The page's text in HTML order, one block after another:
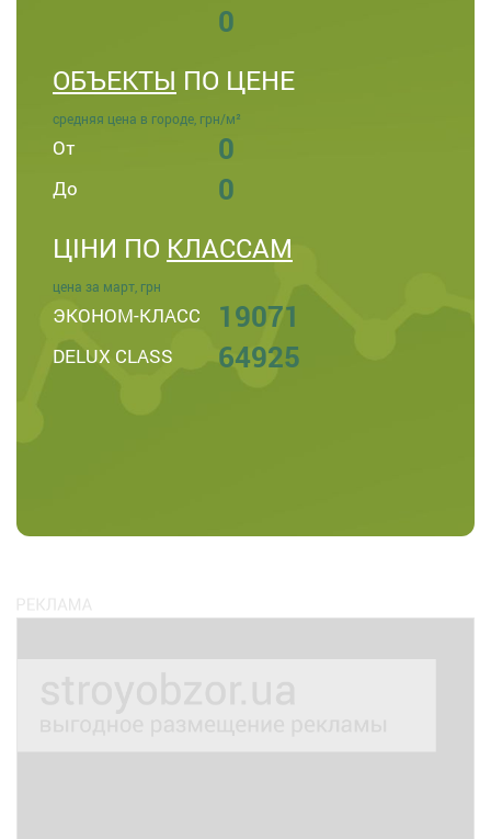
0
ОБЪЕКТЫ ПО ЦЕНЕ
средняя цена в городе, грн/м²
От 0
До 0
ЦІНИ ПО КЛАССАМ
цена за март, грн
ЭКОНОМ-КЛАСС 19071
DELUX CLASS 64925